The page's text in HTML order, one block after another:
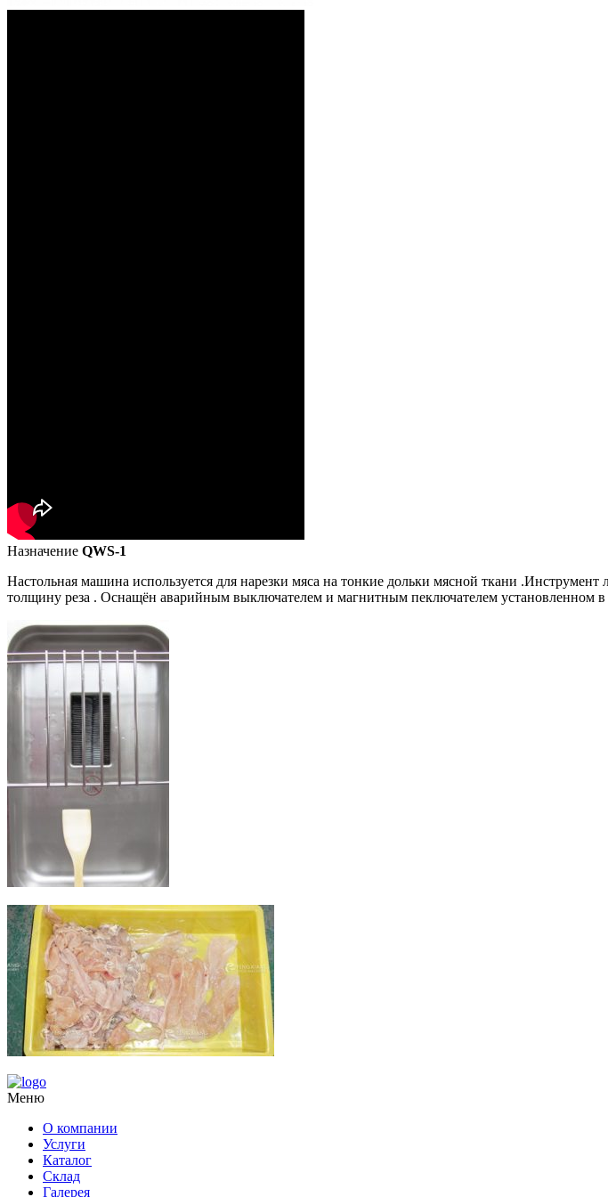
Назначение QWS-1
Настольная машина используется для нарезки мяса на тонкие дольки мясной ткани
толщину реза . Оснащён аварийным выключателем и магнитным пеключателем установленном
Меню
О компании
Услуги
Каталог
Склад
Галерея